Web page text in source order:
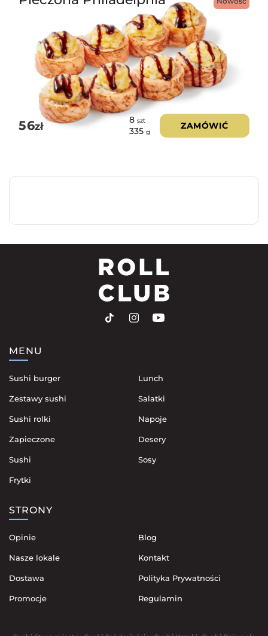
56zł
8 szt
335 g
ZAMÓWIĆ
MENU
Sushi burger
Zestawy sushi
Sushi rolki
Zapieczone
Sushi
Frytki
Lunch
Salatki
Napoje
Desery
Sosy
STRONY
Opinie
Nasze lokale
Dostawa
Promocje
Blog
Kontakt
Polityka Prywatności
Regulamin